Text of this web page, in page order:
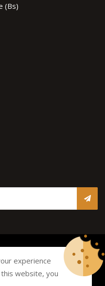
(Bs)
i diritti riservati. -
Privacy
Policy
experience
website, you